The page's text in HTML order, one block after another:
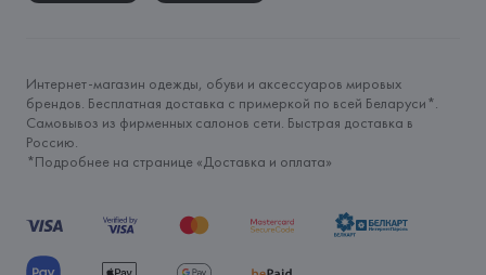
Интернет-магазин одежды, обуви и аксессуаров мировых
брендов. Бесплатная доставка с примеркой по всей Беларуси*.
Самовывоз из фирменных салонов сети. Быстрая доставка в
Россию.
*Подробнее на странице «Доставка и оплата»